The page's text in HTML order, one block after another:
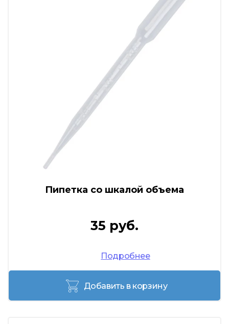
Пипетка со шкалой объема
35 руб.
Подробнее
Добавить в корзину